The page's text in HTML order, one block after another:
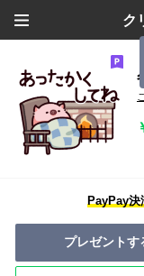
ク
PayPay決
プレゼントす